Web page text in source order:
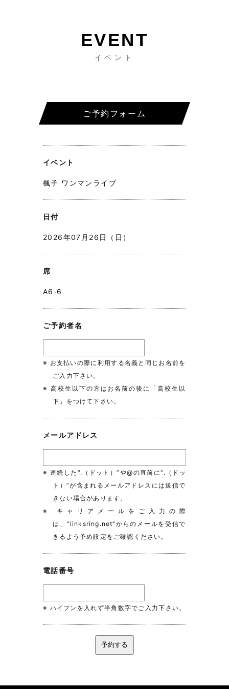
イベント
ご予約フォーム
イベント
楓子 ワンマンライブ
日付
2026年07月26日（日）
席
A6‐6
ご予約者名
※ お支払いの際に利用する名義と同じお名前を
ご入力下さい。
※ 高校生以下の方はお名前の後に「高校生以
下」をつけて下さい。
メールアドレス
※ 連続した“.（ドット）”や@の直前に“.（ドッ
ト）”が含まれるメールアドレスには送信で
きない場合があります。
※ キャリアメールをご入力の際
は、“linksring.net”からのメールを受信で
きるよう予め設定をご確認ください。
電話番号
※ ハイフンを入れず半角数字でご入力下さい。